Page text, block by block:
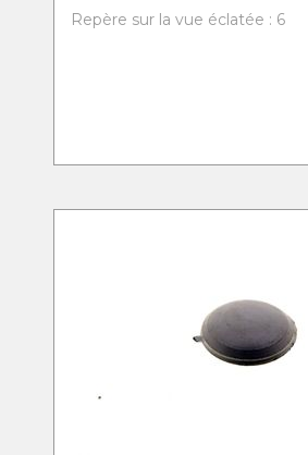
Repère sur la vue éclatée : 6